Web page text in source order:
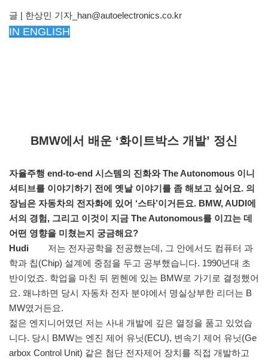
글 | 한상민 기자_han@autoelectronics.co.kr
IN ENGLISH
BMW에서 배운 ‘화이트박스 개발’ 정신
자율주행 end-to-end 시스템의 진화와 The Autonomous 이니
셔티브를 이야기하기 전에 옛날 이야기를 좀 해보고 싶어요. 의
장님은 자동차의 전자화에 있어 ‘스타’이거든요. BMW, AUDI에
서의 경험, 그리고 이것이 지금 The Autonomous를 이끄는 데
어떤 영향을 미쳤는지 궁금해요?
Hudi
저는 전자공학을 전공했는데, 그 안에서도 컴퓨터 과
학과 칩(Chip) 설계에 중점을 두고 공부했습니다. 1990년대 초
반이었죠. 학업을 마친 뒤 뮌헨에 있는 BMW로 가기로 결정했어
요. 왜냐하면 당시 자동차 전자 분야에서 명실상부한 리더는 B
MW였거든요.
젊은 엔지니어였던 저는 사내 개발에 깊은 열정을 품고 있었습
니다. 당시 BMW는 엔진 제어 유닛(ECU), 변속기 제어 유닛(Ge
arbox Control Unit) 같은 첨단 전자제어 장치를 직접 개발하고